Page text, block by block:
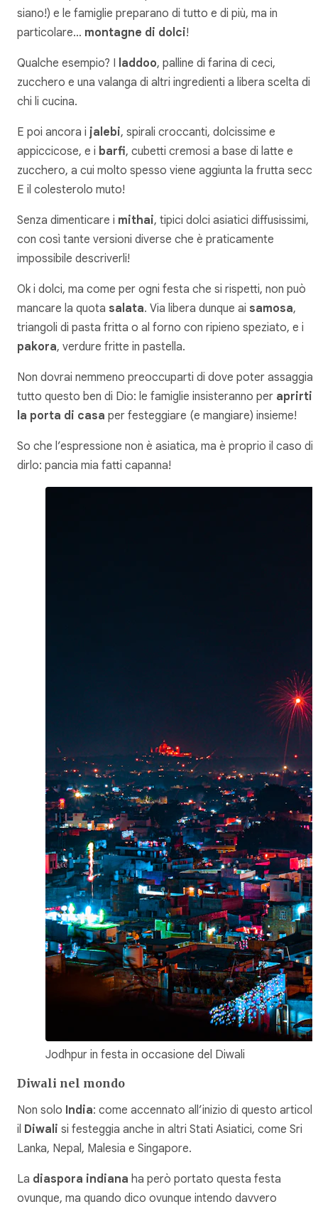
siano!) e le famiglie preparano di tutto e di più, ma in
particolare… montagne di dolci!
Qualche esempio? I laddoo, palline di farina di ceci,
zucchero e una valanga di altri ingredienti a libera scelta di
chi li cucina.
E poi ancora i jalebi, spirali croccanti, dolcissime e
appiccicose, e i barfi, cubetti cremosi a base di latte e
zucchero, a cui molto spesso viene aggiunta la frutta
E il colesterolo muto!
Senza dimenticare i mithai, tipici dolci asiatici diffusissimi,
con così tante versioni diverse che è praticamente
impossibile descriverli!
Ok i dolci, ma come per ogni festa che si rispetti, non può
mancare la quota salata. Via libera dunque ai samosa,
triangoli di pasta fritta o al forno con ripieno speziato, e i
pakora, verdure fritte in pastella.
Non dovrai nemmeno preoccuparti di dove poter
tutto questo ben di Dio: le famiglie insisteranno per aprirti
la porta di casa per festeggiare (e mangiare) insieme!
So che l’espressione non è asiatica, ma è proprio il caso di
dirlo: pancia mia fatti capanna!
Jodhpur in festa in occasione del Diwali
Diwali nel mondo
Non solo India: come accennato all’inizio di questo
il Diwali si festeggia anche in altri Stati Asiatici, come Sri
Lanka, Nepal, Malesia e Singapore.
La diaspora indiana ha però portato questa festa
ovunque, ma quando dico ovunque intendo davvero